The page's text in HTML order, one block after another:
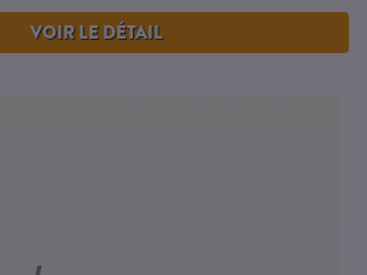
VOIR LE DÉTAIL